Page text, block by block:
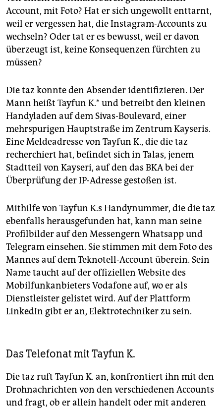
Account, mit Foto? Hat er sich ungewollt enttarnt,
weil er vergessen hat, die Instagram-Accounts zu
wechseln? Oder tat er es bewusst, weil er davon
überzeugt ist, keine Konsequenzen fürchten zu
müssen?
Die taz konnte den Absender identifizieren. Der
Mann heißt Tayfun K.* und betreibt den kleinen
Handyladen auf dem Sivas-Boulevard, einer
mehrspurigen Hauptstraße im Zentrum Kayseris.
Eine Meldeadresse von Tayfun K., die die taz
recherchiert hat, befindet sich in Talas, jenem
Stadtteil von Kayseri, auf den das BKA bei der
Überprüfung der IP-Adresse gestoßen ist.
Mithilfe von Tayfun K.s Handynummer, die die taz
ebenfalls herausgefunden hat, kann man seine
Profilbilder auf den Messengern Whatsapp und
Telegram einsehen. Sie stimmen mit dem Foto des
Mannes auf dem Teknotell-Account überein. Sein
Name taucht auf der offiziellen Website des
Mobilfunkanbieters Vodafone auf, wo er als
Dienstleister gelistet wird. Auf der Plattform
LinkedIn gibt er an, Elektrotechniker zu sein.
Das Telefonat mit Tayfun K.
Die taz ruft Tayfun K. an, konfrontiert ihn mit den
Drohnachrichten von den verschiedenen Accounts
und fragt, ob er allein handelt oder mit anderen